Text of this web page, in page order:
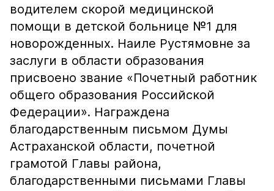
водителем скорой медицинской
помощи в детской больнице №1 для
новорожденных. Наиле Рустямовне за
заслуги в области образования
присвоено звание «Почетный работник
общего образования Российской
Федерации». Награждена
благодарственным письмом Думы
Астраханской области, почетной
грамотой Главы района,
благодарственными письмами Главы